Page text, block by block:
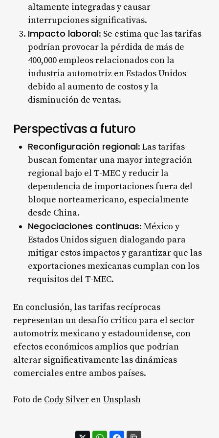
altamente integradas y causar
interrupciones significativas.
Impacto laboral: Se estima que las tarifas
podrían provocar la pérdida de más de
400,000 empleos relacionados con la
industria automotriz en Estados Unidos
debido al aumento de costos y la
disminución de ventas.
Perspectivas a futuro
Reconfiguración regional: Las tarifas
buscan fomentar una mayor integración
regional bajo el T-MEC y reducir la
dependencia de importaciones fuera del
bloque norteamericano, especialmente
desde China.
Negociaciones continuas: México y
Estados Unidos siguen dialogando para
mitigar estos impactos y garantizar que las
exportaciones mexicanas cumplan con los
requisitos del T-MEC.
En conclusión, las tarifas recíprocas
representan un desafío crítico para el sector
automotriz mexicano y estadounidense, con
efectos económicos amplios que podrían
alterar significativamente las dinámicas
comerciales entre ambos países.
Foto de Cody SilverenUnsplash